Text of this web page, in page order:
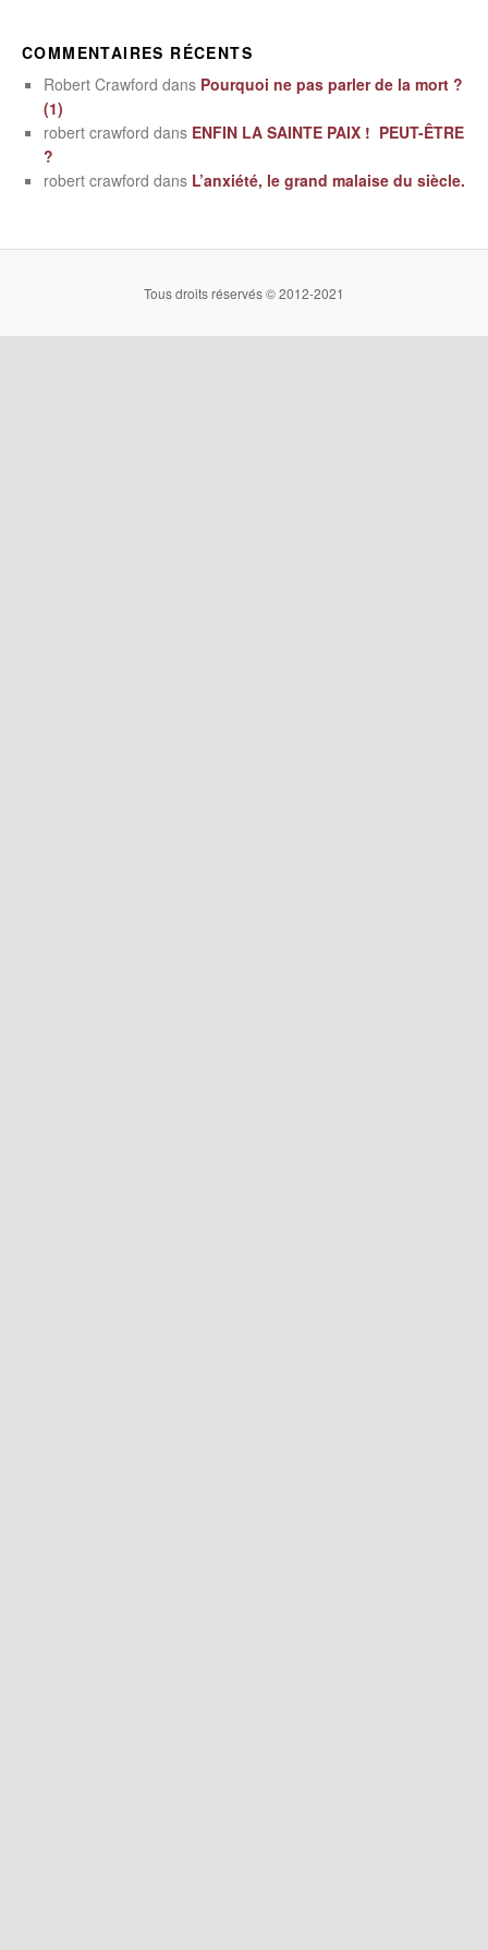
COMMENTAIRES RÉCENTS
Robert Crawford dans Pourquoi ne pas parler de la mort ?
(1)
robert crawford dans ENFIN LA SAINTE PAIX ! PEUT-ÊTRE
?
robert crawford dans L’anxiété, le grand malaise du siècle.
Tous droits réservés © 2012-2021